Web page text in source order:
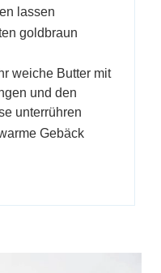
lassen
goldbraun
weiche Butter mit
und den
unterrühren
Gebäck